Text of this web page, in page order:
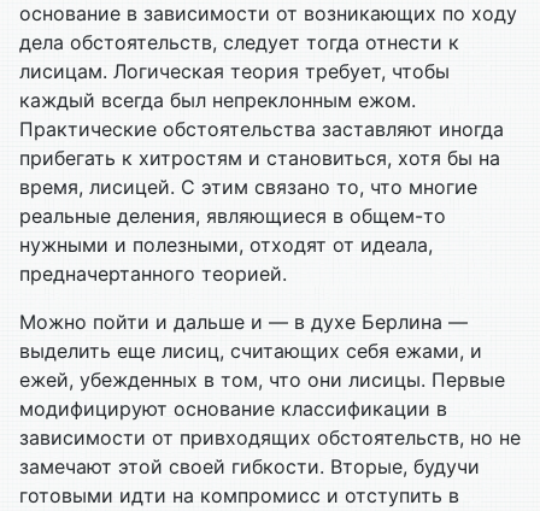
основание в зависимости от возникающих по ходу
дела обстоятельств, следует тогда отнести к
лисицам. Логическая теория требует, чтобы
каждый всегда был непреклонным ежом.
Практические обстоятельства заставляют иногда
прибегать к хитростям и становиться, хотя бы на
время, лисицей. С этим связано то, что многие
реальные деления, являющиеся в общем-то
нужными и полезными, отходят от идеала,
предначертанного теорией.
Можно пойти и дальше и — в духе Берлина —
выделить еще лисиц, считающих себя ежами, и
ежей, убежденных в том, что они лисицы. Первые
модифицируют основание классификации в
зависимости от привходящих обстоятельств, но не
замечают этой своей гибкости. Вторые, будучи
готовыми идти на компромисс и отступить в